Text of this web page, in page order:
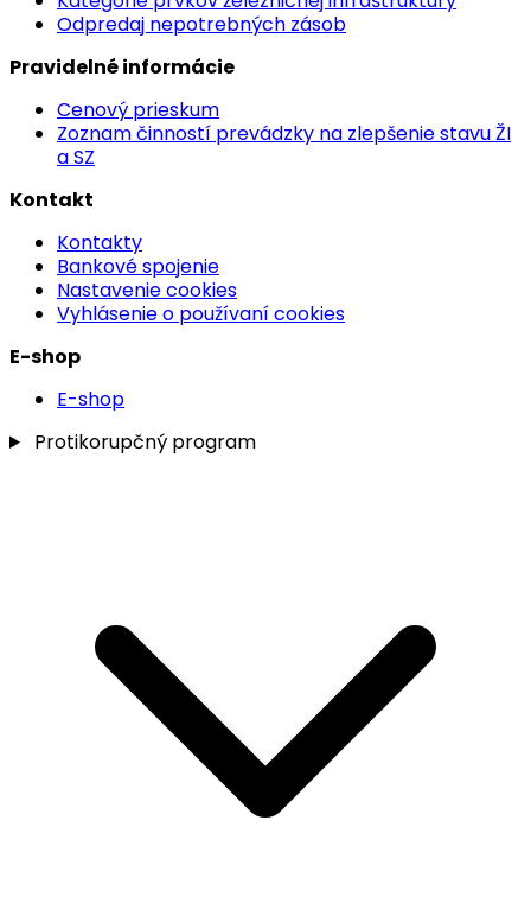
Odpredaj nepotrebných zásob
Pravidelné informácie
Cenový prieskum
Zoznam činností prevádzky na zlepšenie stavu ŽI
a SZ
Kontakt
Kontakty
Bankové spojenie
Nastavenie cookies
Vyhlásenie o používaní cookies
E-shop
E-shop
Protikorupčný program